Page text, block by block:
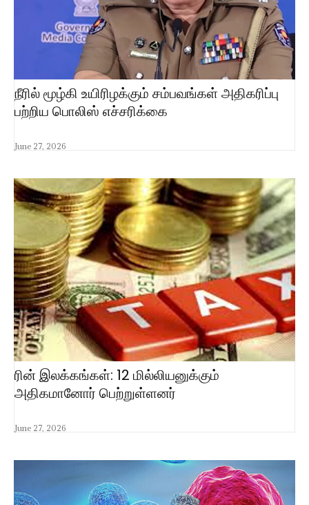
நீரில் மூழ்கி உயிரிழக்கும் சம்பவங்கள் அதிகரிப்பு
பற்றிய பொலிஸ் எச்சரிக்கை
June 27, 2026
ரின் இலக்கங்கள்: 12 மில்லியனுக்கும்
அதிகமானோர் பெற்றுள்ளனர்
June 27, 2026